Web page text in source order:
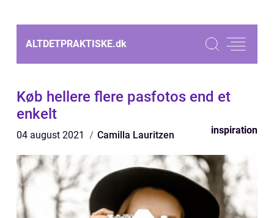
ALTDETPRAKTISKE.dk
Køb hellere flere pasfotos end et
enkelt
04 august 2021 Camilla Lauritzen inspiration